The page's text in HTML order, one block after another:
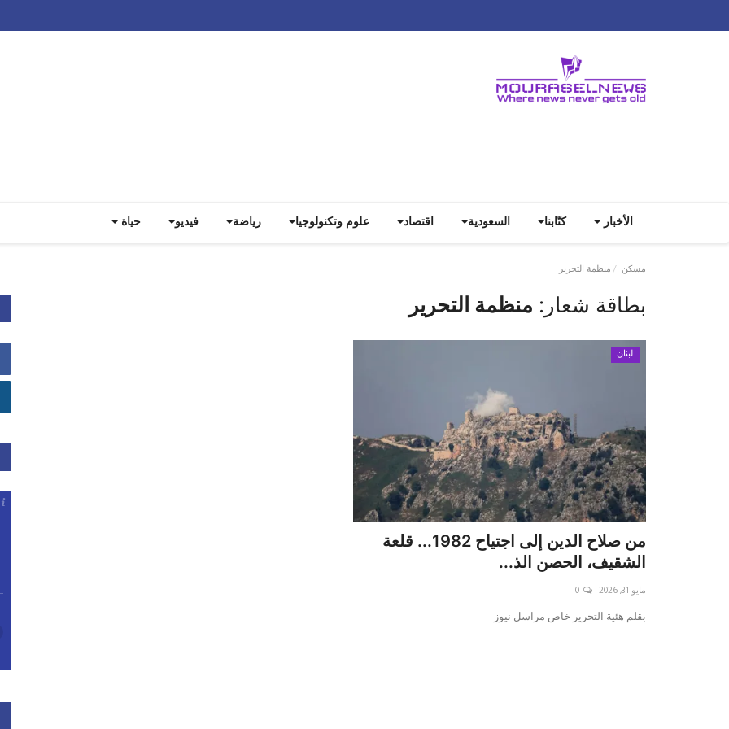
الأخبار كتّابنا السعودية اقتصاد علوم وتكنولوجيا رياضة فيديو حياة
مسكن منظمة التحرير
بطاقة شعار: منظمة التحرير
لبنان
من صلاح الدين إلى اجتياح 1982... قلعة
الشقيف، الحصن الذ...
مايو 31, 2026 0
بقلم هئية التحرير خاص مراسل نيوز